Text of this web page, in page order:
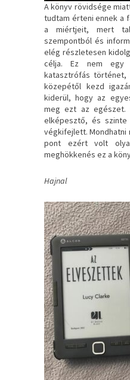
A könyv rövidsége
tudtam érteni ennek a
a miértjeit, mert
szempontból és
elég részletesen
célja. Ez nem egy
katasztrófás történet,
közepétől kezd
kiderül, hogy az
meg ezt az egészet.
elképesztő, és
végkifejlett. Mondhatni
pont ezért volt
meghökkenés ez a
Hajnal